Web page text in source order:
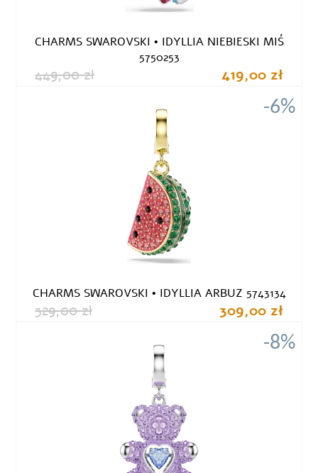
CHARMS SWAROVSKI • IDYLLIA NIEBIESKI MIŚ
5750253
449,00 zł 419,00 zł
-6%
CHARMS SWAROVSKI • IDYLLIA ARBUZ 5743134
329,00 zł 309,00 zł
-8%